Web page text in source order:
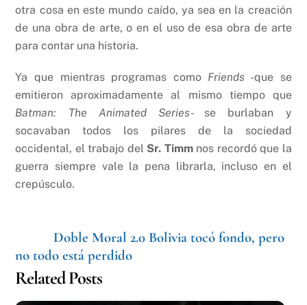
otra cosa en este mundo caído, ya sea en la creación
de una obra de arte, o en el uso de esa obra de arte
para contar una historia.
Ya que mientras programas como Friends -que se
emitieron aproximadamente al mismo tiempo que
Batman: The Animated Series- se burlaban y
socavaban todos los pilares de la sociedad
occidental, el trabajo del Sr. Timmnos recordó que la
guerra siempre vale la pena librarla, incluso en el
crepúsculo.
Doble Moral 2.0 Bolivia tocó fondo, pero
no todo está perdido
Related Posts